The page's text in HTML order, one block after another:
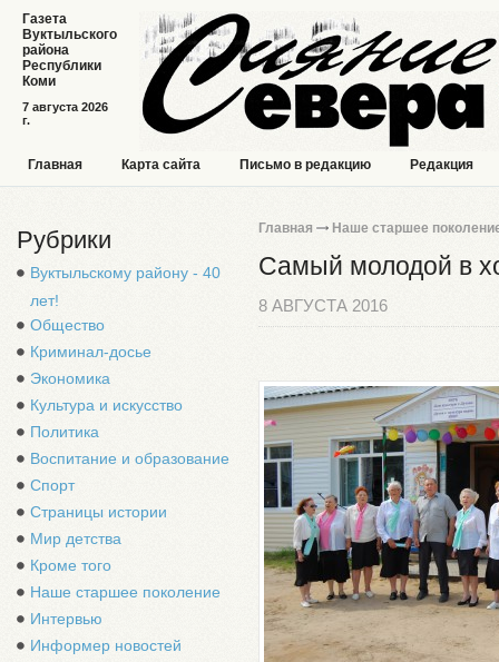
7 августа 2026
г.
Газета
Вуктыльского
района
Республики
Коми
Главная Карта сайта Письмо в редакцию Редакция
Рубрики
Вуктыльскому району - 40
лет!
Общество
Криминал-досье
Экономика
Культура и искусство
Политика
Воспитание и образование
Спорт
Страницы истории
Мир детства
Кроме того
Наше старшее поколение
Интервью
Информер новостей
Главная Наше старшее
Самый молодой в
8 АВГУСТА 2016